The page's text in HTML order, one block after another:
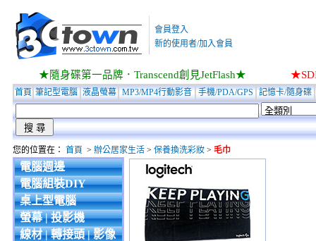
會員登入
新的使用者/加入會員
★隨身碟第一品牌．Transcend創見JetFlash★
首頁 筆記型電腦 液晶螢幕 MP3/MP4行動影音 手機/PDA/GPS 記憶卡/隨身碟
您的位置在： 首頁 > 辦公居家生活> 保養換洗彩妝> 毛巾
電腦週邊
電腦組裝DIY
桌上型電腦
螢幕 | 投影機
線材 | 轉接頭 | 影像